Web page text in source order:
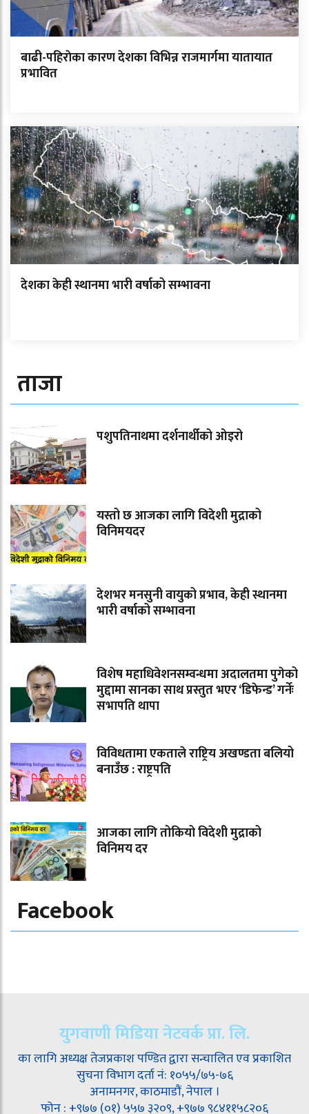
बाढी-पहिराेका कारण देशका विभिन्न राजमार्गमा यातायात
प्रभावित
देशका केही स्थानमा भारी वर्षाको सम्भावना
ताजा
पशुपतिनाथमा दर्शनार्थीको ओइरो
यस्तो छ आजका लागि विदेशी मुद्राको
विनिमयदर
देशभर मनसुनी वायुको प्रभाव, केही स्थानमा
भारी वर्षाको सम्भावना
विशेष महाधिवेशनसम्वन्धमा अदालतमा पुगेको
मुद्दामा सानका साथ प्रस्तुत भएर ‘डिफेन्ड’ गर्नेः
सभापति थापा
विविधतामा एकताले राष्ट्रिय अखण्डता बलियो
बनाउँछ : राष्ट्रपति
आजका लागि तोकियो विदेशी मुद्राको
विनिमय दर
Facebook
युगवाणी मिडिया नेटवर्क प्रा. लि.
का लागि अध्यक्ष तेजप्रकाश पण्डित द्वारा सन्चालित एव प्रकाशित
सुचना विभाग दर्ता नं: १०५५/७५-७६
अनामनगर, काठमाडौं, नेपाल ।
फोन : +९७७ (०१) ५५७ ३२०९, +९७७ ९८४११५८२०६